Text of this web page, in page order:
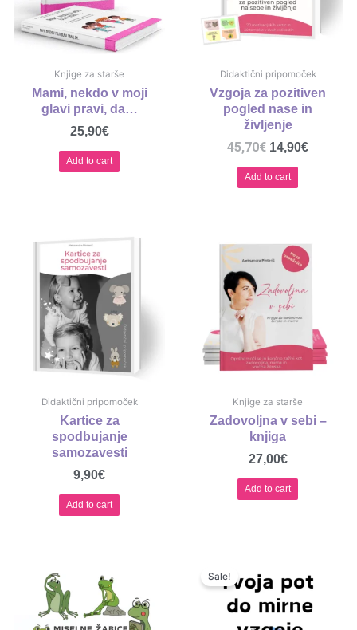
Knjige za starše
Mami, nekdo v moji
glavi pravi, da…
25,90€
Add to cart
Didaktični pripomoček
Vzgoja za pozitiven
pogled nase in
življenje
45,70€ 14,90€
Add to cart
Didaktični pripomoček
Kartice za
spodbujanje
samozavesti
9,90€
Add to cart
Knjige za starše
Zadovoljna v sebi –
knjiga
27,00€
Add to cart
Sale!
price
was:
89,00€.
price
is:
69,00€.